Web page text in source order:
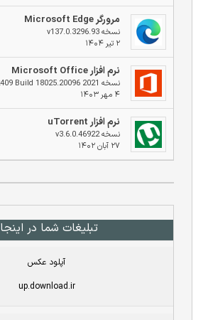
مرورگر Microsoft Edge
نسخه v137.0.3296.93
۲ تیر ۱۴۰۴
نرم افزار Microsoft Office
نسخه 2021 VL v2409 Build 18025.20096
۴ مهر ۱۴۰۳
نرم افزار uTorrent
نسخه v3.6.0.46922
۲۷ آبان ۱۴۰۲
تبلیغات شما در اینجا
آپلود عکس
up.download.ir